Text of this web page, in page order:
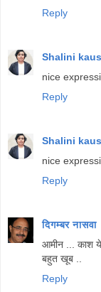
Reply
Shalini
nice
Reply
Shalini
nice
Reply
दिगम्बर नासवा
आमीन ... काश ये
बहुत खूब ..
Reply